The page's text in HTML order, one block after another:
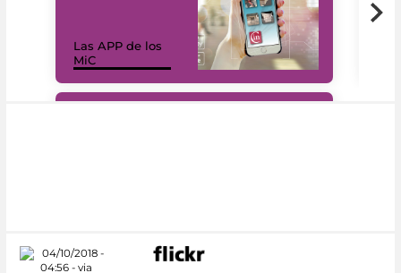
Las APP de los
MiC